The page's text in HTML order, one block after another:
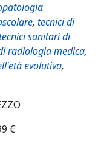
, tecnici di
sanitari di
radiologia medica,
evolutiva,
€